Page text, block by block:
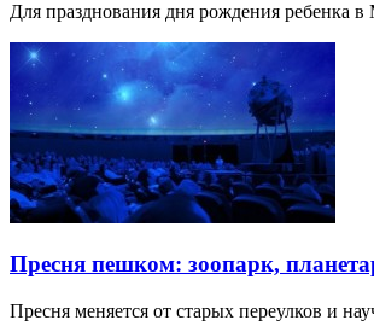
Для празднования дня рождения ребенка
Пресня пешком: зоопарк,
Пресня меняется от старых переулков и